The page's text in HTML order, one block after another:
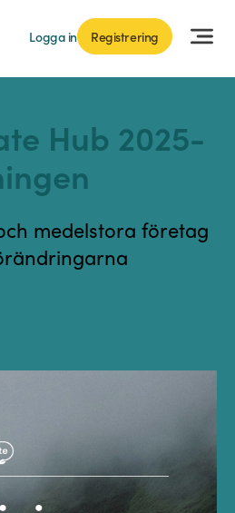
Logga in Registrering
Hub 2025-
medelstora företag